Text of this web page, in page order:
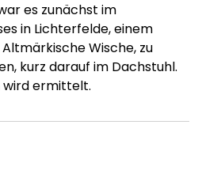
es zunächst im
in Lichterfelde, einem
Wische, zu
kurz darauf im Dachstuhl.
wird ermittelt.